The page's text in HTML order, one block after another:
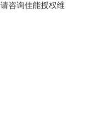
咨询佳能授权维